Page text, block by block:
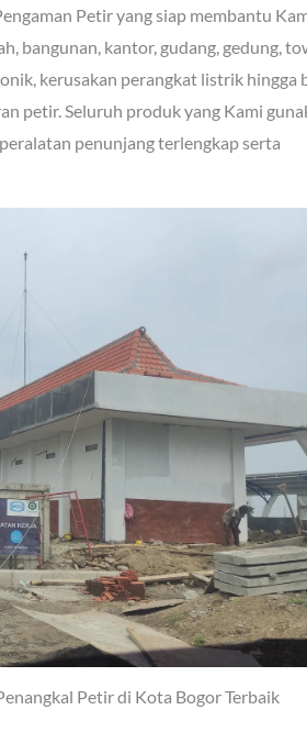
Petir yang siap membantu
bangunan, kantor, gudang, gedung,
kerusakan perangkat listrik hingga
petir. Seluruh produk yang Kami
penunjang terlengkap serta
Petir di Kota Bogor Terbaik